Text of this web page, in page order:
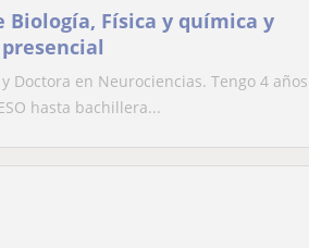
Biología, Física y química y
Doctora en Neurociencias. Tengo 4
hasta bachillera...